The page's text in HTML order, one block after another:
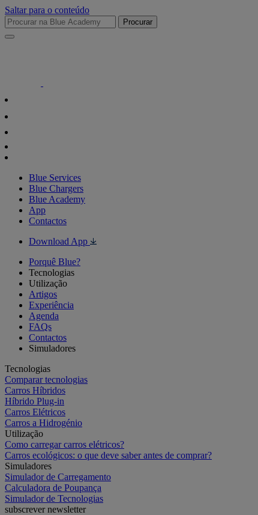
Saltar para o conteúdo
Procurar
Blue Services
Blue Chargers
Blue Academy
App
Contactos
Download App
Porquê Blue?
Tecnologias
Utilização
Artigos
Experiência
Agenda
FAQs
Contactos
Simuladores
Tecnologias
Comparar tecnologias
Carros Híbridos
Híbrido Plug-in
Carros Elétricos
Carros a Hidrogénio
Utilização
Como carregar carros elétricos?
Carros ecológicos: o que deve saber antes de comprar?
Simuladores
Simulador de Carregamento
Calculadora de Poupança
Simulador de Tecnologias
subscrever newsletter